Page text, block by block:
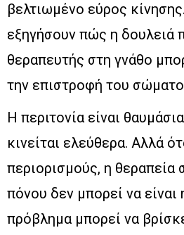
βελτιωμένο εύρος
εξηγήσουν πώς η δουλειά
θεραπευτής στη γνάθο
την επιστροφή του
Η περιτονία είναι
κινείται ελεύθερα. Αλλά
περιορισμούς, η θεραπεία
πόνου δεν μπορεί να
πρόβλημα μπορεί να